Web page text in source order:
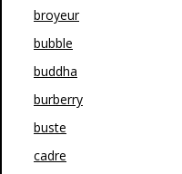
broyeur
bubble
buddha
burberry
buste
cadre